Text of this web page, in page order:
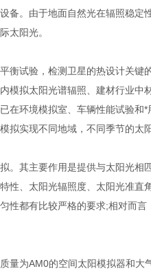
备。由于地面自然光在辐照稳
太阳光。
试验，检测卫星的热设计关键
模拟太阳光谱辐照、建材行业
在环境模拟室、车辆性能试验
拟实现不同地域，不同季节的太
其主要作用是提供与太阳光相
性、太阳光辐照度、太阳光准
性都有比较严格的要求;相对而
为AM0的空间太阳模拟器和大